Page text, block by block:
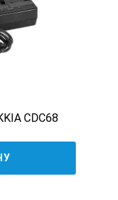
CDC68